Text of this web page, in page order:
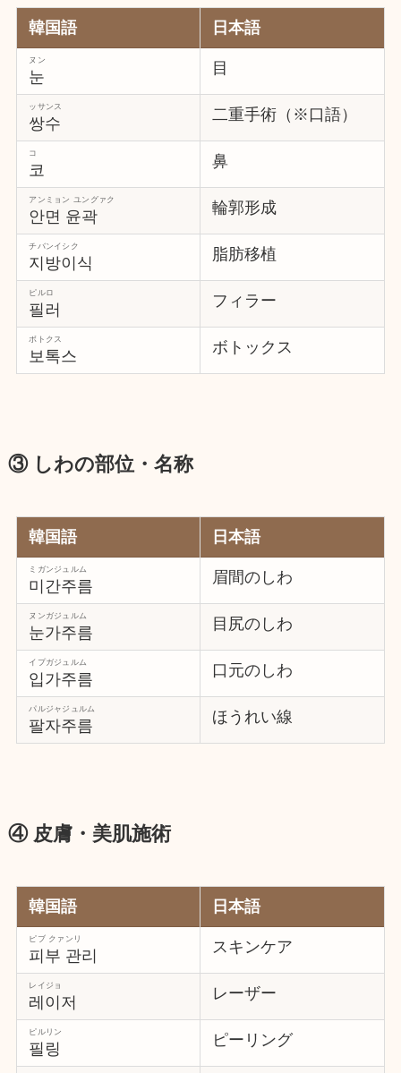
韓国語 日本語
눈
ヌン 目
쌍수
ッサンス 二重手術（※口語）
코
コ 鼻
안면 윤곽
アンミョン ユングァク 輪郭形成
지방이식
チバンイシク 脂肪移植
필러
ピルロ フィラー
보톡스
ボトクス ボトックス
③ しわの部位・名称
韓国語 日本語
미간주름
ミガンジュルム 眉間のしわ
눈가주름
ヌンガジュルム 目尻のしわ
입가주름
イプガジュルム 口元のしわ
팔자주름
パルジャジュルム ほうれい線
④ 皮膚・美肌施術
韓国語 日本語
피부 관리
ピブ クァンリ スキンケア
레이저
レイジョ レーザー
필링
ピルリン ピーリング